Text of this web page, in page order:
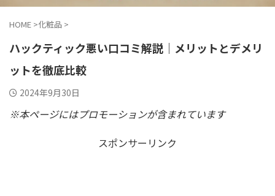
HOME >化粧品 >
ハックティック悪い口コミ解説｜メリットとデメリ
ットを徹底比較
2024年9月30日
※本ページにはプロモーションが含まれています
スポンサーリンク